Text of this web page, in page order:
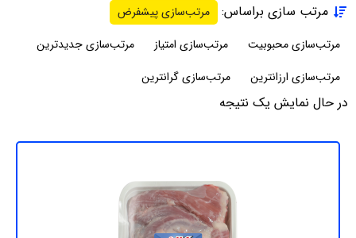
در حال نمایش یک نتیجه
مرتب سازی براساس:
مرتب‌سازی پیشفرض
مرتب‌سازی محبوبیت
مرتب‌سازی امتیاز
مرتب‌سازی جدیدترین
مرتب‌سازی ارزانترین
مرتب‌سازی گرانترین